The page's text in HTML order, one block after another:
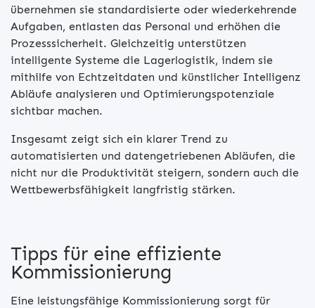
übernehmen sie standardisierte oder wiederkehrende
Aufgaben, entlasten das Personal und erhöhen die
Prozesssicherheit. Gleichzeitig unterstützen
intelligente Systeme die Lagerlogistik, indem sie
mithilfe von Echtzeitdaten und künstlicher Intelligenz
Abläufe analysieren und Optimierungspotenziale
sichtbar machen.
Insgesamt zeigt sich ein klarer Trend zu
automatisierten und datengetriebenen Abläufen, die
nicht nur die Produktivität steigern, sondern auch die
Wettbewerbsfähigkeit langfristig stärken.
Tipps für eine effiziente
Kommissionierung
Eine leistungsfähige Kommissionierung sorgt für